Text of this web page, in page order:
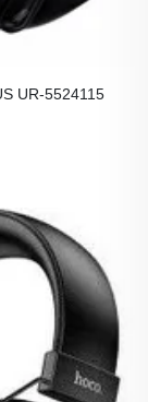
UR-5524115